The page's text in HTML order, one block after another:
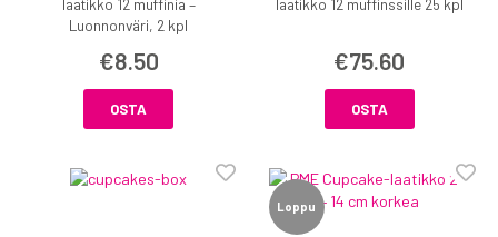
Luonnonväri, 2 kpl
€8.50
OSTA
€75.60
OSTA
Loppu